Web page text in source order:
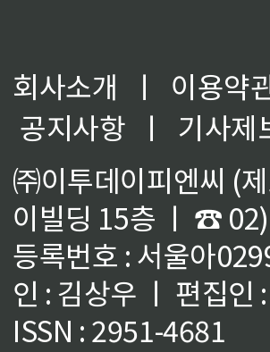
회사소개 ㅣ
이용약
공지사항
ㅣ
기사제
㈜이투데이피엔씨 (
이빌딩 15층 ㅣ ☎
등록번호 : 서울아
인 : 김상우 ㅣ 편집인
ISSN : 2951-4681